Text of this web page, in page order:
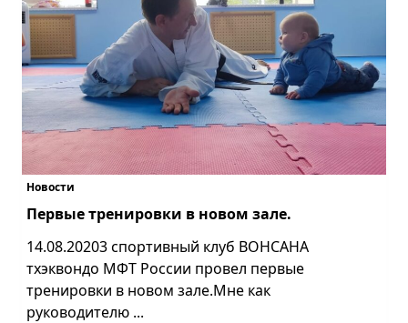
Новости
Первые тренировки в новом зале.
14.08.20203 спортивный клуб ВОНСАНА
тхэквондо МФТ России провел первые
тренировки в новом зале.Мне как
руководителю ...